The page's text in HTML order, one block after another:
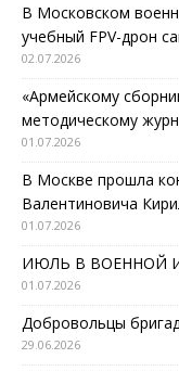
В Московском
учебный FPV-дрон
02.07.2026
«Армейскому
методическому
01.07.2026
В Москве прошла
Валентиновича
01.07.2026
ИЮЛЬ В ВОЕННОЙ
01.07.2026
Добровольцы
29.06.2026